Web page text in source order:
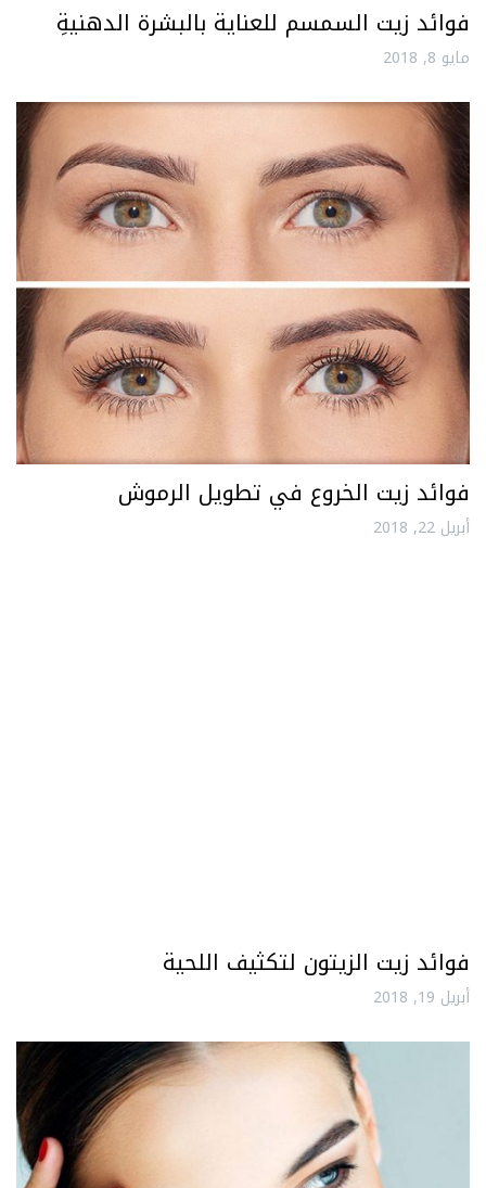
فوائد زيت السمسم للعناية بالبشرة الدهنيةِ
مايو 8, 2018
فوائد زيت الخروع في تطويل الرموش
أبريل 22, 2018
فوائد زيت الزيتون لتكثيف اللحية
أبريل 19, 2018